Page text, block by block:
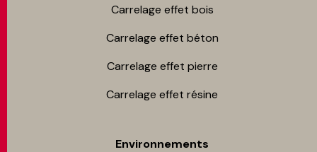
Carrelage effet bois
Carrelage effet béton
Carrelage effet pierre
Carrelage effet résine
Environnements